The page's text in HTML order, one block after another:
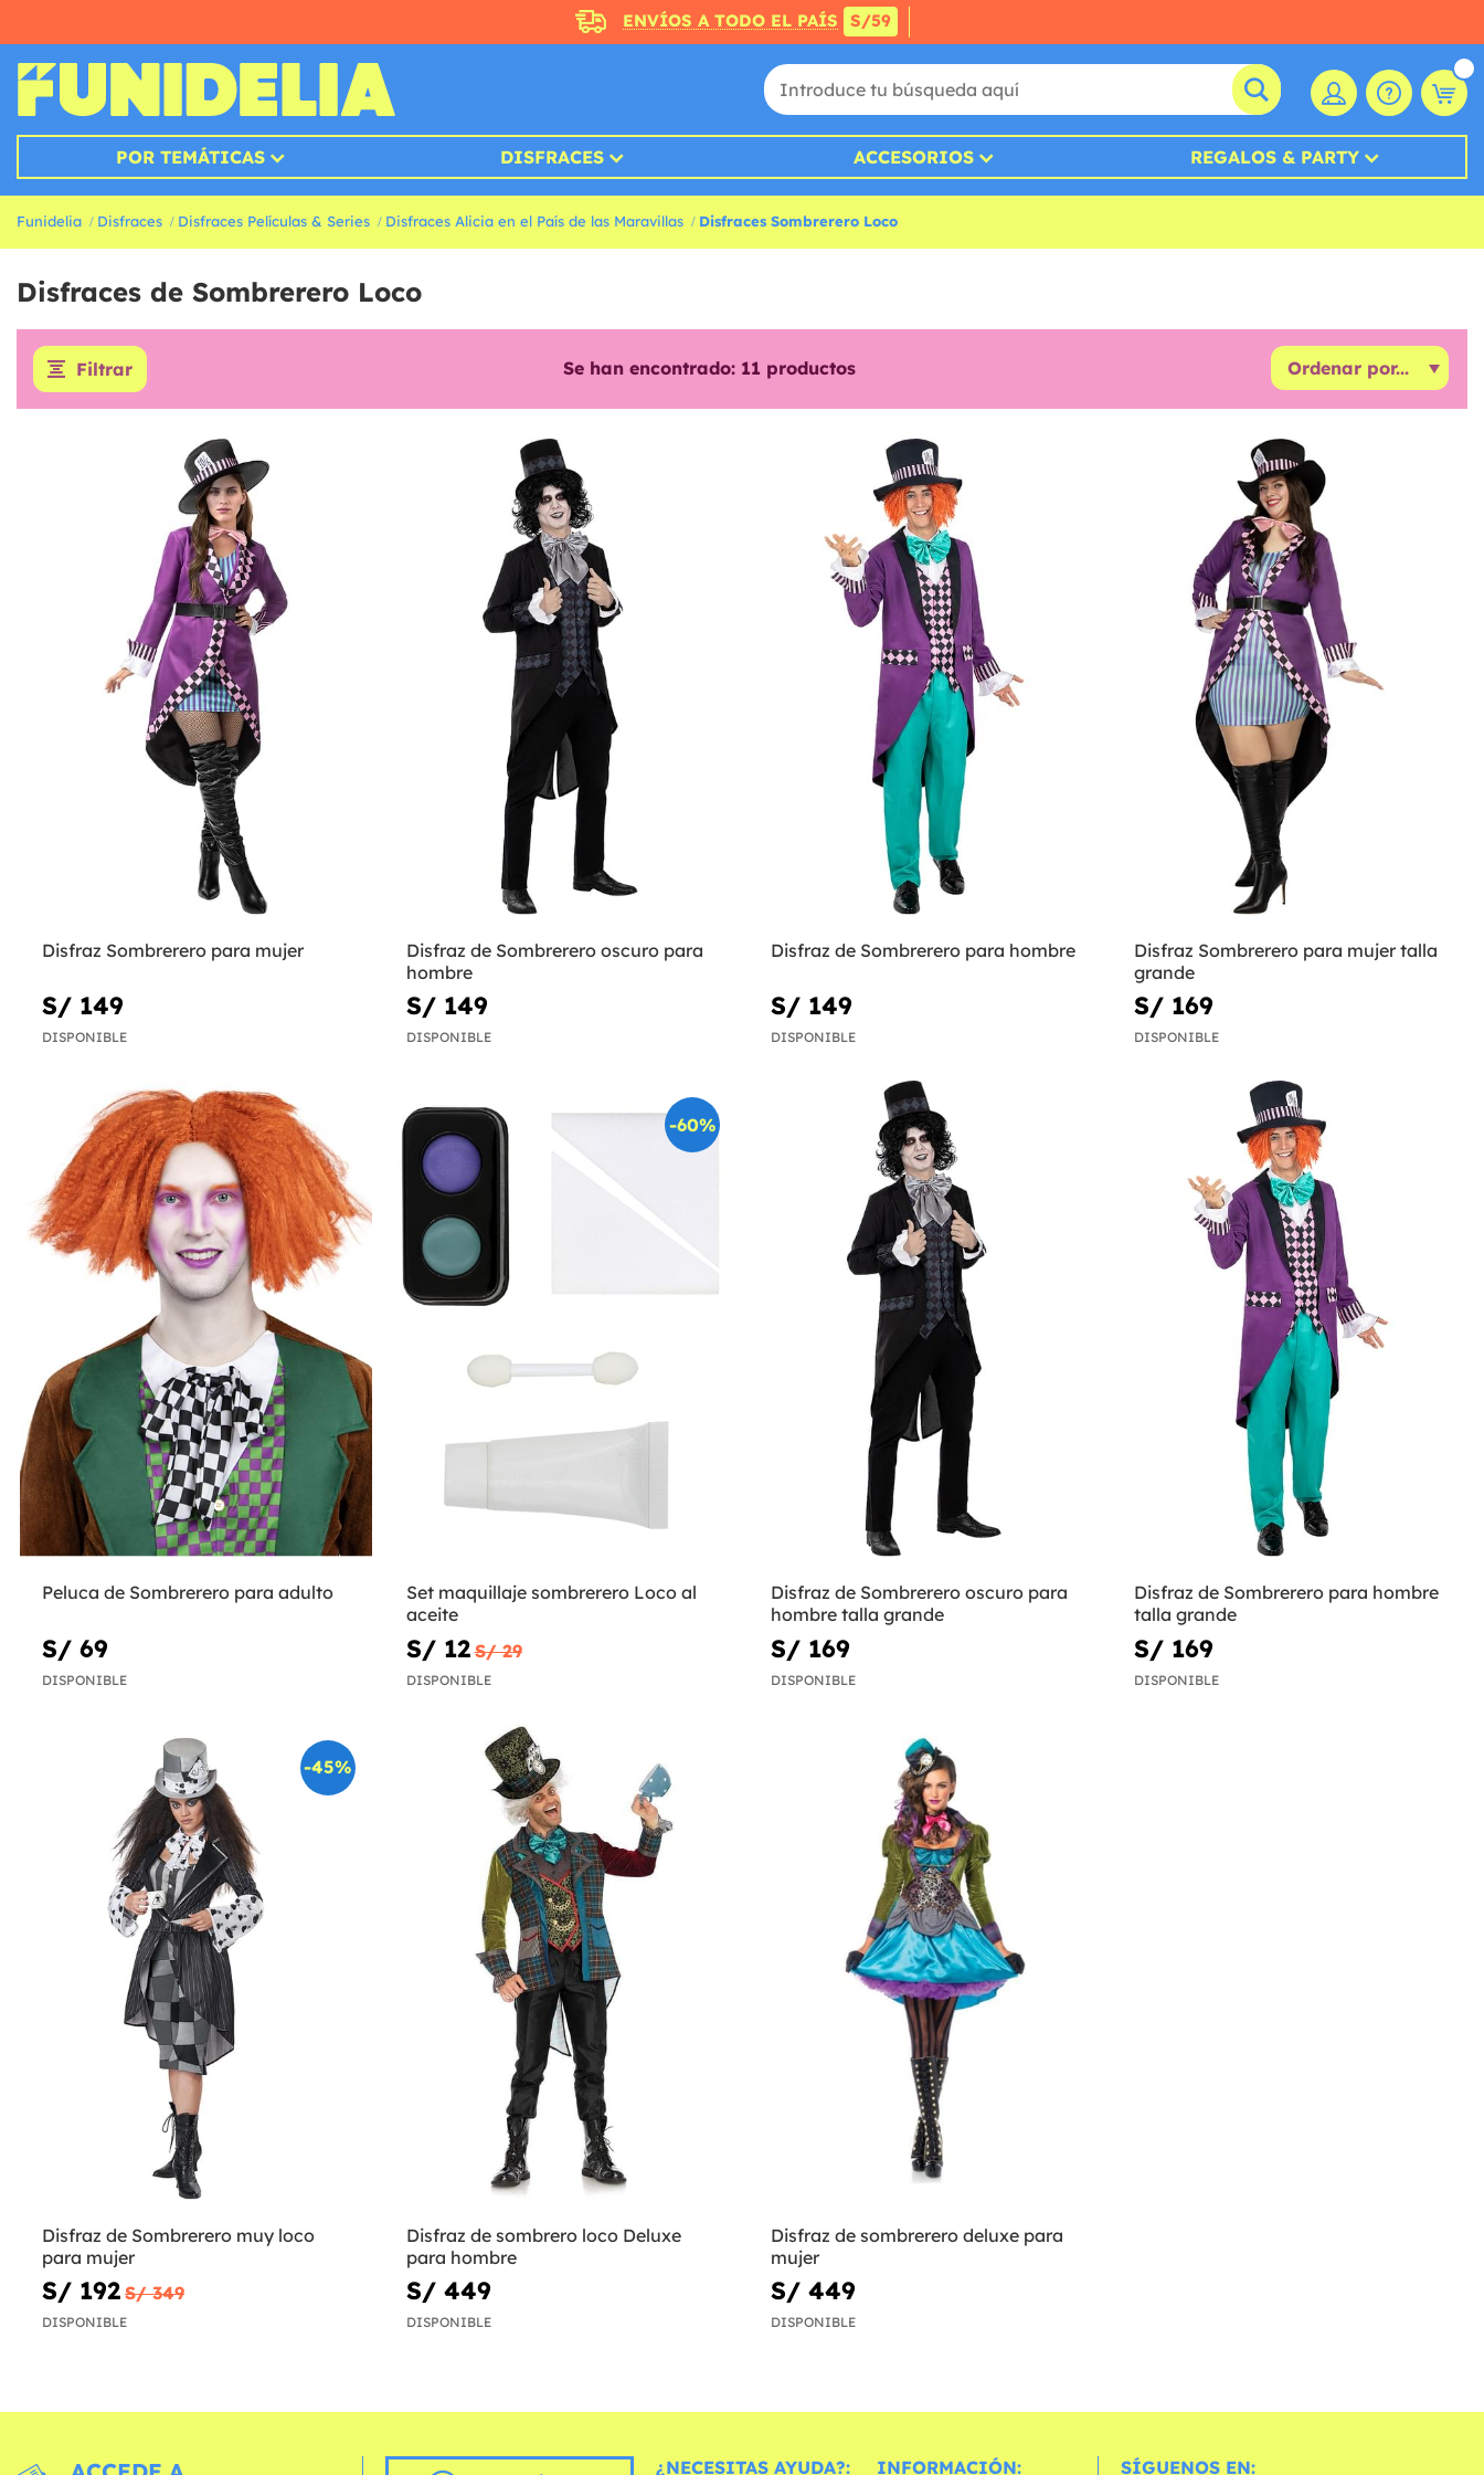
ENVÍOS A TODO EL PAÍS S/59
POR TEMÁTICAS DISFRACES ACCESORIOS REGALOS & PARTY
Funidelia Disfraces Disfraces Películas & Series Disfraces Alicia en el País de las Maravillas Disfraces Sombrerero Loco
Disfraces de Sombrerero Loco
Filtrar Se han encontrado: 11 productos
Disfraz Sombrerero para mujer
S/ 149
DISPONIBLE
Disfraz de Sombrerero oscuro para
hombre
S/ 149
DISPONIBLE
Disfraz de Sombrerero para hombre
S/ 149
DISPONIBLE
Disfraz Sombrerero para mujer talla
grande
S/ 169
DISPONIBLE
Peluca de Sombrerero para adulto
S/ 69
DISPONIBLE
-60%
Set maquillaje sombrerero Loco al
aceite
S/ 12 S/ 29
DISPONIBLE
Disfraz de Sombrerero oscuro para
hombre talla grande
S/ 169
DISPONIBLE
Disfraz de Sombrerero para hombre
talla grande
S/ 169
DISPONIBLE
-45%
Disfraz de Sombrerero muy loco
para mujer
S/ 192 S/ 349
DISPONIBLE
Disfraz de sombrero loco Deluxe
para hombre
S/ 449
DISPONIBLE
Disfraz de sombrerero deluxe para
mujer
S/ 449
DISPONIBLE
¿NECESITAS AYUDA?: INFORMACIÓN: SÍGUENOS EN: